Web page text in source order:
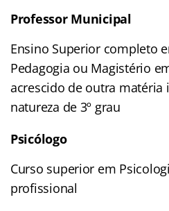
Professor Municipal
Ensino Superior completo
Pedagogia ou Magistério
acrescido de outra matéria
natureza de 3º grau
Psicólogo
Curso superior em
profissional